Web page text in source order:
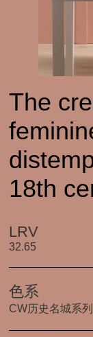
The
18th
LRV
32.65
色系
CW历史名城系列